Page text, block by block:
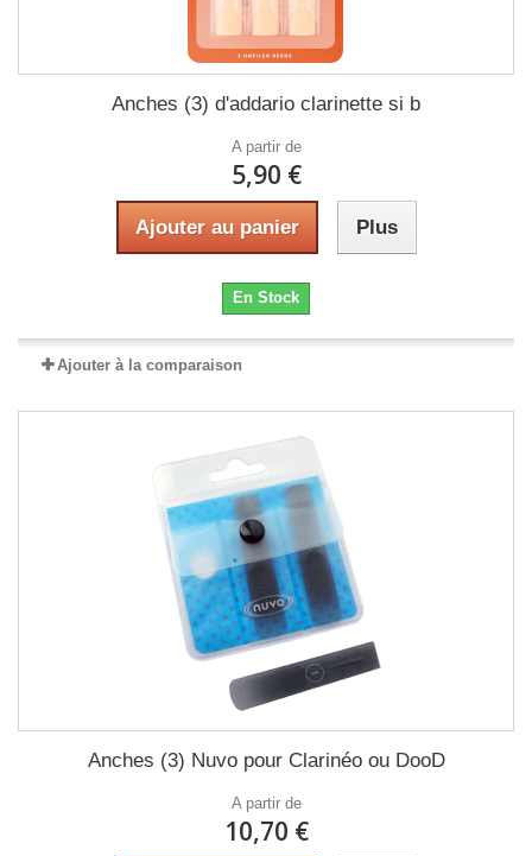
Anches (3) d'addario clarinette si b
A partir de
5,90 €
Ajouter au panier Plus
En Stock
Ajouter à la comparaison
Anches (3) Nuvo pour Clarinéo ou DooD
A partir de
10,70 €